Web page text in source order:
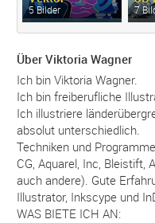
5 Bilder 7
Über Viktoria Wagner
Ich bin Viktoria Wagner.
Ich bin freiberufliche
Ich illustriere
absolut unterschiedlich.
Techniken und
CG, Aquarel, Inc, Bleistift,
auch andere). Gute
Illustrator, Inkscype und
WAS BIETE ICH AN: